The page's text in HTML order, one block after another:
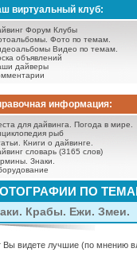
виртуальный клуб:
Форум Клубы
Фото по темам.
Видео по темам.
объявлений
дайверы
информация:
для дайвинга.
Погода в мире.
рыб
Книги о дайвинге.
словарь (3165 слов)
Знаки.
ПО
Крабы. Ежи. Змеи.
Вы видете лучшие (по мнению